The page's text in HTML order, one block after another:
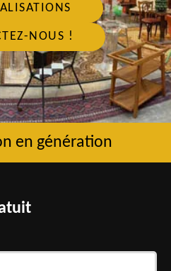
NOUS !
en génération